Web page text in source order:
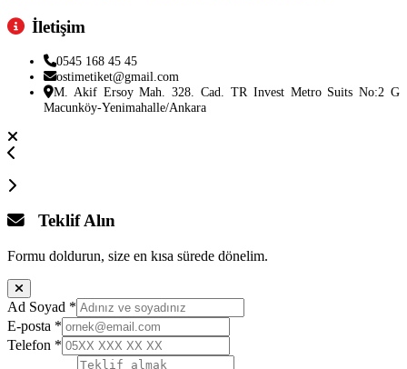
İletişim
0545 168 45 45
ostimetiket@gmail.com
M. Akif Ersoy Mah. 328. Cad. TR Invest Metro Suits No:2 G
Macunköy-Yenimahalle/Ankara
Teklif Alın
Formu doldurun, size en kısa sürede dönelim.
Ad Soyad *
E-posta *
Telefon *